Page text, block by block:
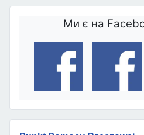
Ми є на